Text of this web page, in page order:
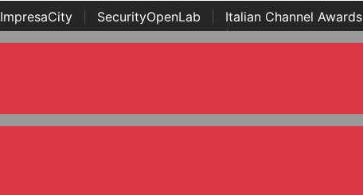
ImpresaCity SecurityOpenLab Italian Channel Awards
Awards | ...